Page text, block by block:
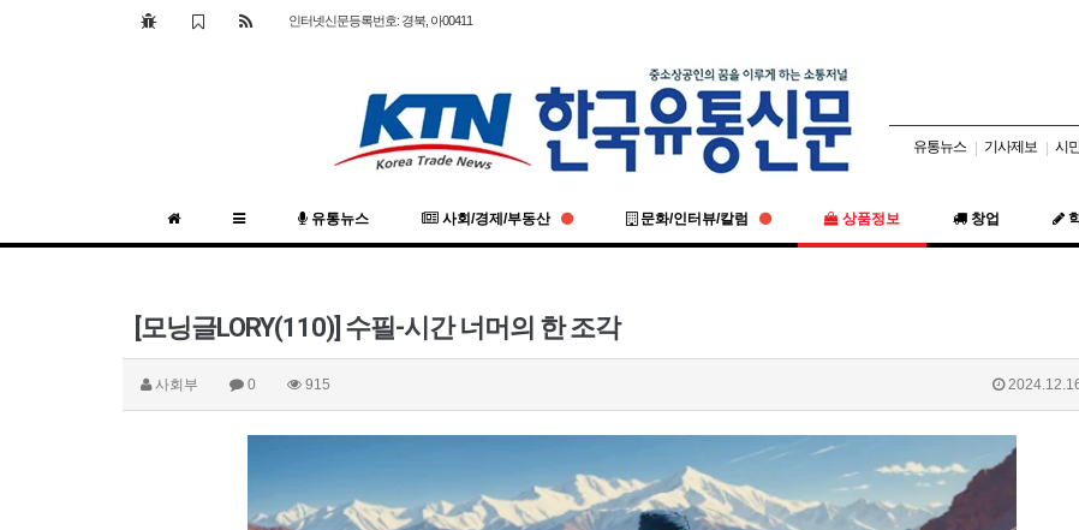
인터넷신문등록번호: 경북, 아00411
유통뉴스 | 기사제보 | 시
유통뉴스 사회/경제/부동산 문화/인터뷰/칼럼 상품정보 창업
[모닝글LORY(110)] 수필-시간 너머의 한 조각
사회부 0 915